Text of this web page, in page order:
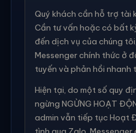
Quý khách cần hỗ trợ tài
Cần tư vấn hoặc có bất
đến dịch vụ của chúng
Messenger chính thức ở
tuyến và phản hồi nhanh
Hiện tại, do một số quy
ngừng NGỪNG HOẠT
admin vẫn tiếp tục Hoạt